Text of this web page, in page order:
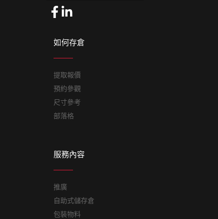
如何存倉
提取報價
預約參觀
尺寸參考
部落格
服務內容
推廣
自助式儲存倉
包裝物料